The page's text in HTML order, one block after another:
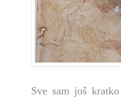
Sve sam još